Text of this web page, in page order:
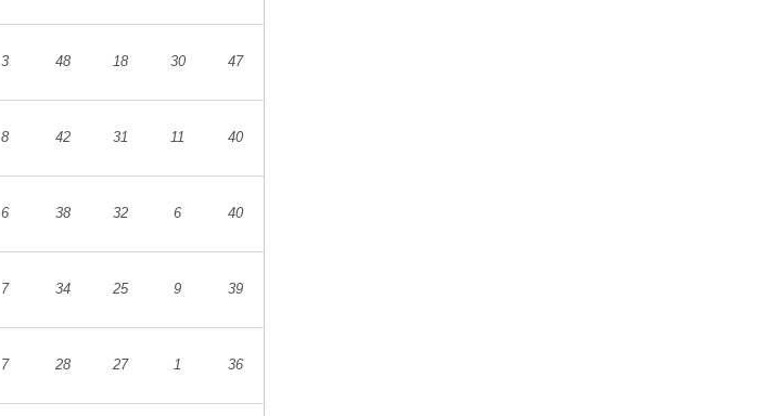
3 48 18 30 47
8 42 31 11 40
6 38 32 6 40
7 34 25 9 39
7 28 27 1 36